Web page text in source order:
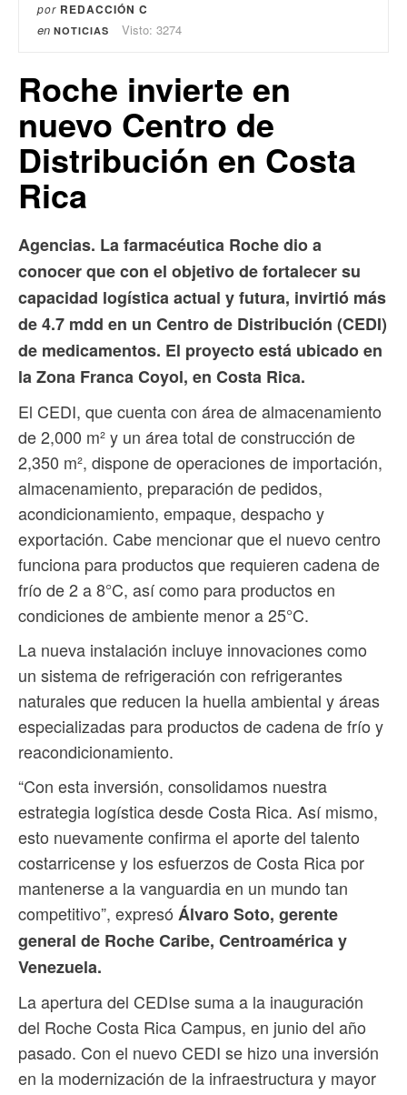
por REDACCIÓN C
en NOTICIAS Visto: 3274
Roche invierte en
nuevo Centro de
Distribución en Costa
Rica
Agencias. La farmacéutica Roche dio a
conocer que con el objetivo de fortalecer su
capacidad logística actual y futura, invirtió más
de 4.7 mdd en un Centro de Distribución (CEDI)
de medicamentos. El proyecto está ubicado en
la Zona Franca Coyol, en Costa Rica.
El CEDI, que cuenta con área de almacenamiento
de 2,000 m² y un área total de construcción de
2,350 m², dispone de operaciones de importación,
almacenamiento, preparación de pedidos,
acondicionamiento, empaque, despacho y
exportación. Cabe mencionar que el nuevo centro
funciona para productos que requieren cadena de
frío de 2 a 8°C, así como para productos en
condiciones de ambiente menor a 25°C.
La nueva instalación incluye innovaciones como
un sistema de refrigeración con refrigerantes
naturales que reducen la huella ambiental y áreas
especializadas para productos de cadena de frío y
reacondicionamiento.
“Con esta inversión, consolidamos nuestra
estrategia logística desde Costa Rica. Así mismo,
esto nuevamente confirma el aporte del talento
costarricense y los esfuerzos de Costa Rica por
mantenerse a la vanguardia en un mundo tan
competitivo”, expresó Álvaro Soto, gerente
general de Roche Caribe, Centroamérica y
Venezuela.
La apertura del CEDIse suma a la inauguración
del Roche Costa Rica Campus, en junio del año
pasado. Con el nuevo CEDI se hizo una inversión
en la modernización de la infraestructura y mayor